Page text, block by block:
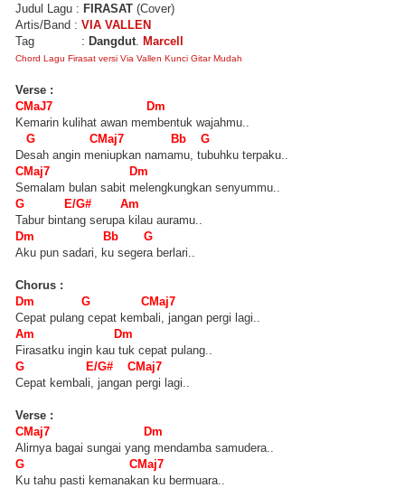
Judul Lagu : FIRASAT (Cover)
Artis/Band : VIA VALLEN
Tag : Dangdut Marcell
Chord Lagu Firasat versi Via Vallen Kunci Gitar Mudah
Verse :
CMaJ7 Dm
Kemarin kulihat awan membentuk wajahmu..
G CMaj7 Bb G
Desah angin meniupkan namamu, tubuhku terpaku..
CMaj7 Dm
Semalam bulan sabit melengkungkan senyummu..
G E/G# Am
Tabur bintang serupa kilau auramu..
Dm Bb G
Aku pun sadari, ku segera berlari..
Chorus :
Dm G CMaj7
Cepat pulang cepat kembali, jangan pergi lagi..
Am Dm
Firasatku ingin kau tuk cepat pulang..
G E/G# CMaj7
Cepat kembali, jangan pergi lagi..
Verse :
CMaj7 Dm
Alirnya bagai sungai yang mendamba samudera..
G CMaj7
Ku tahu pasti kemanakan ku bermuara..